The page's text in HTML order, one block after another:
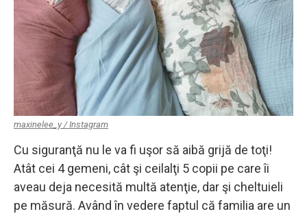
maxinelee_y / Instagram
Cu siguranţă nu le va fi uşor să aibă grijă de toţi!
Atât cei 4 gemeni, cât şi ceilalţi 5 copii pe care îi
aveau deja necesită multă atenţie, dar şi cheltuieli
pe măsură. Având în vedere faptul că familia are un